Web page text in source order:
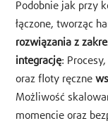
Podobnie jak przy
łączone, tworząc
rozwiązania z
integrację:
oraz floty ręczne
Możliwość
momencie oraz